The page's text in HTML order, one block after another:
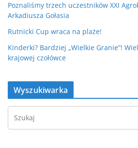
Poznaliśmy trzech uczestników XXI
Arkadiusza Gołasia
Rutnicki Cup wraca na plaże!
Kinderki? Bardziej „Wielkie Granie”!
krajowej czołówce
Wyszukiwarka